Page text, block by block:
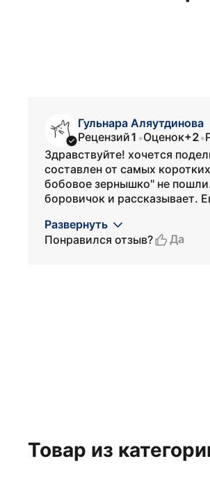
Гульнара Аляутдинова
Рецензий1 •Оценок+2•
Здравствуйте! хочется
составлен от самых
бобовое зернышко" не
боровичок и рассказывает.
Развернуть
Понравился отзыв?
Да
Товар из